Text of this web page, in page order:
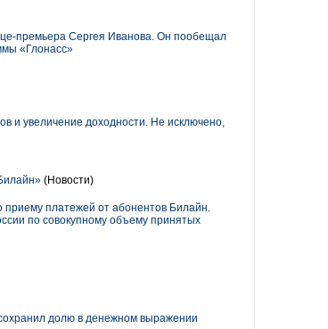
премьера Сергея Иванова. Он пообещал
«Глонасс»
и увеличение доходности. Не исключено,
(Новости)
приему платежей от абонентов Билайн.
по совокупному объему принятых
долю в денежном выражении